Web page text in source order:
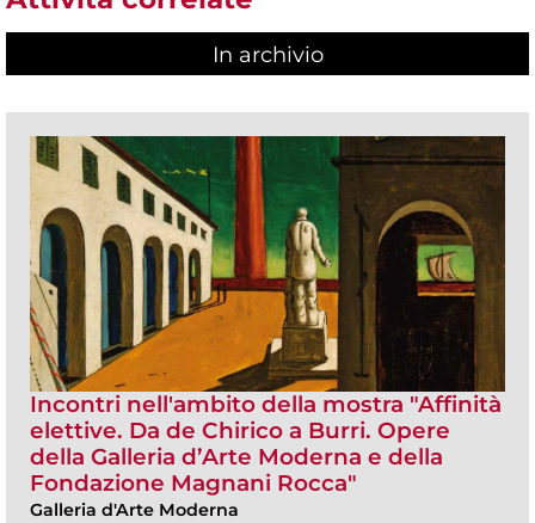
In archivio
Incontri nell'ambito della mostra "Affinità
elettive. Da de Chirico a Burri. Opere
della Galleria d’Arte Moderna e della
Fondazione Magnani Rocca"
Galleria d'Arte Moderna